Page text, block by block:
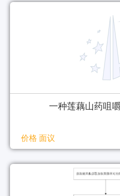
一种莲藕山药咀
价格 面议